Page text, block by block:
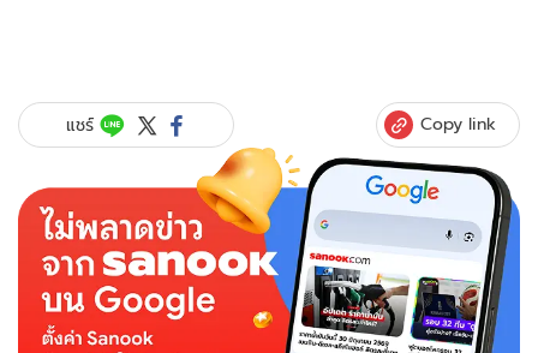
แชร์ Copy link